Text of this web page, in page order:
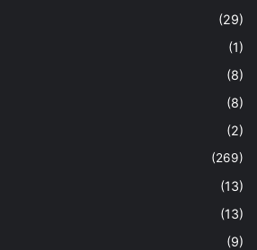
(29)
(1)
(8)
(8)
(2)
(269)
(13)
(13)
(9)